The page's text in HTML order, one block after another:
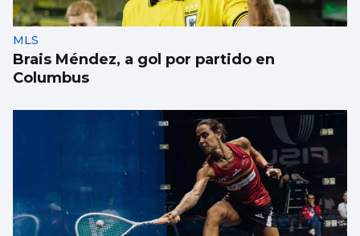
MLS
Brais Méndez, a gol por partido en
Columbus